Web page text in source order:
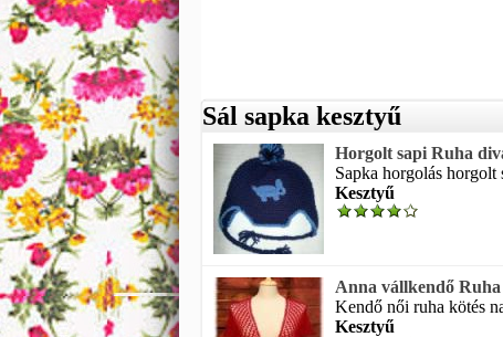
Sál sapka kesztyű
Horgolt sapi Ruha
Sapka horgolás
Kesztyű
Anna vállkendő
Kendő női ruha kötés
Kesztyű